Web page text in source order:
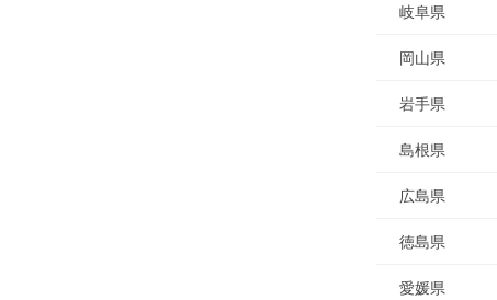
岐阜県
岡山県
岩手県
島根県
広島県
徳島県
愛媛県